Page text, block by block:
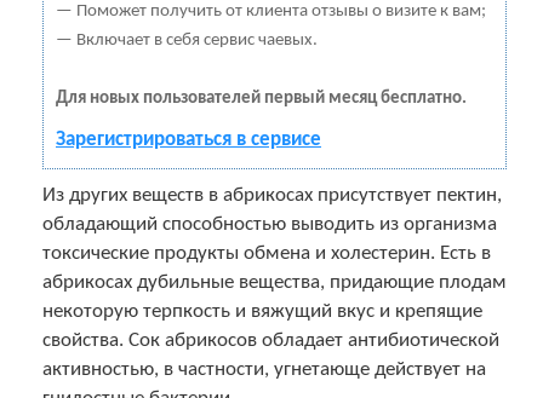
— Поможет получить от клиента отзывы о визите к вам;
— Включает в себя сервис чаевых.
Для новых пользователей первый месяц бесплатно.
Зарегистрироваться в сервисе
Из других веществ в абрикосах присутствует пектин,
обладающий способностью выводить из организма
токсические продукты обмена и холестерин. Есть в
абрикосах дубильные вещества, придающие плодам
некоторую терпкость и вяжущий вкус и крепящие
свойства. Сок абрикосов обладает антибиотической
активностью, в частности, угнетающе действует на